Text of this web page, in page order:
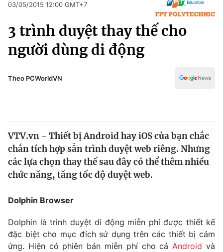
Chính trị
Thế giới
Tin tức
Kinh tế
Tài chính
Thị trường
Góc doanh nghiệp
Dữ liệu và đời sống
Truyền hình
Pháp luật
Thể thao
Truyền hình
Văn hóa - Giải trí
Đời sống
03/05/2015 12:00 GMT+7
3 trình duyệt thay thế cho
người dùng di động
Theo PCWorldVN
VTV.vn - Thiết bị Android hay iOS của bạn chắc
chắn tích hợp sẵn trình duyệt web riêng. Nhưng
các lựa chọn thay thế sau đây có thể thêm nhiều
chức năng, tăng tốc độ duyệt web.
Dolphin Browser
Dolphin là trình duyệt di động miễn phí được thiết kế
đặc biệt cho mục đích sử dụng trên các thiết bị cảm
ứng. Hiện có phiên bản miễn phí cho cả Android và